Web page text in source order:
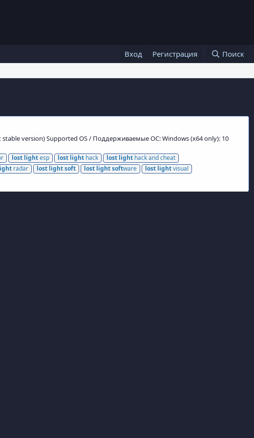
Вход Регистрация Поиск
version) Supported OS / Поддерживаемые ОС: Windows (x64 only): 10
lost lightesp lost light hack lost light hack and cheat
radar lost lightsoft lost lightsoftware lost lightvisual